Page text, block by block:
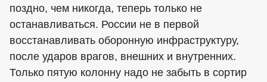
поздно, чем никогда, теперь только не
останавливаться. России не в первой
восстанавливать оборонную инфраструктуру,
после ударов врагов, внешних и внутренних.
Только пятую колонну надо не забыть в сортир